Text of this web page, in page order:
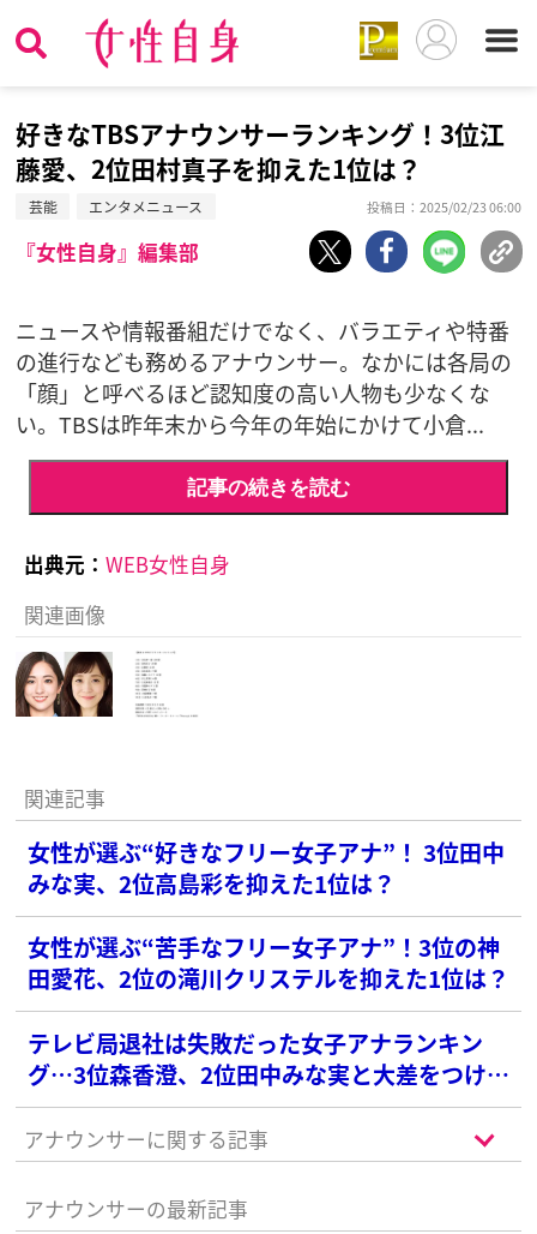
好きなTBSアナウンサーランキング！3位江
藤愛、2位田村真子を抑えた1位は？
芸能 エンタメニュース 投稿日：2025/02/23 06:00
『女性自身』編集部
ニュースや情報番組だけでなく、バラエティや特番
の進行なども務めるアナウンサー。なかには各局の
「顔」と呼べるほど認知度の高い人物も少なくな
い。TBSは昨年末から今年の年始にかけて小倉...
記事の続きを読む
出典元： WEB女性自身
関連画像
関連記事
女性が選ぶ“好きなフリー女子アナ”！ 3位田中
みな実、2位高島彩を抑えた1位は？
女性が選ぶ“苦手なフリー女子アナ”！3位の神
田愛花、2位の滝川クリステルを抑えた1位は？
テレビ局退社は失敗だった女子アナランキン
グ…3位森香澄、2位田中みな実と大差をつけた
1位は？
アナウンサーに関する記事
アナウンサーの最新記事